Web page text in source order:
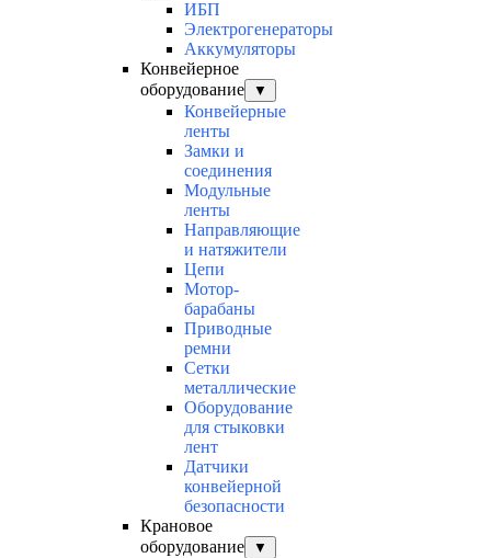
ИБП
Электрогенераторы
Аккумуляторы
Конвейерное
оборудование
▼
Конвейерные
ленты
Замки и
соединения
Модульные
ленты
Направляющие
и натяжители
Цепи
Мотор-
барабаны
Приводные
ремни
Сетки
металлические
Оборудование
для стыковки
лент
Датчики
конвейерной
безопасности
Крановое
оборудование
▼